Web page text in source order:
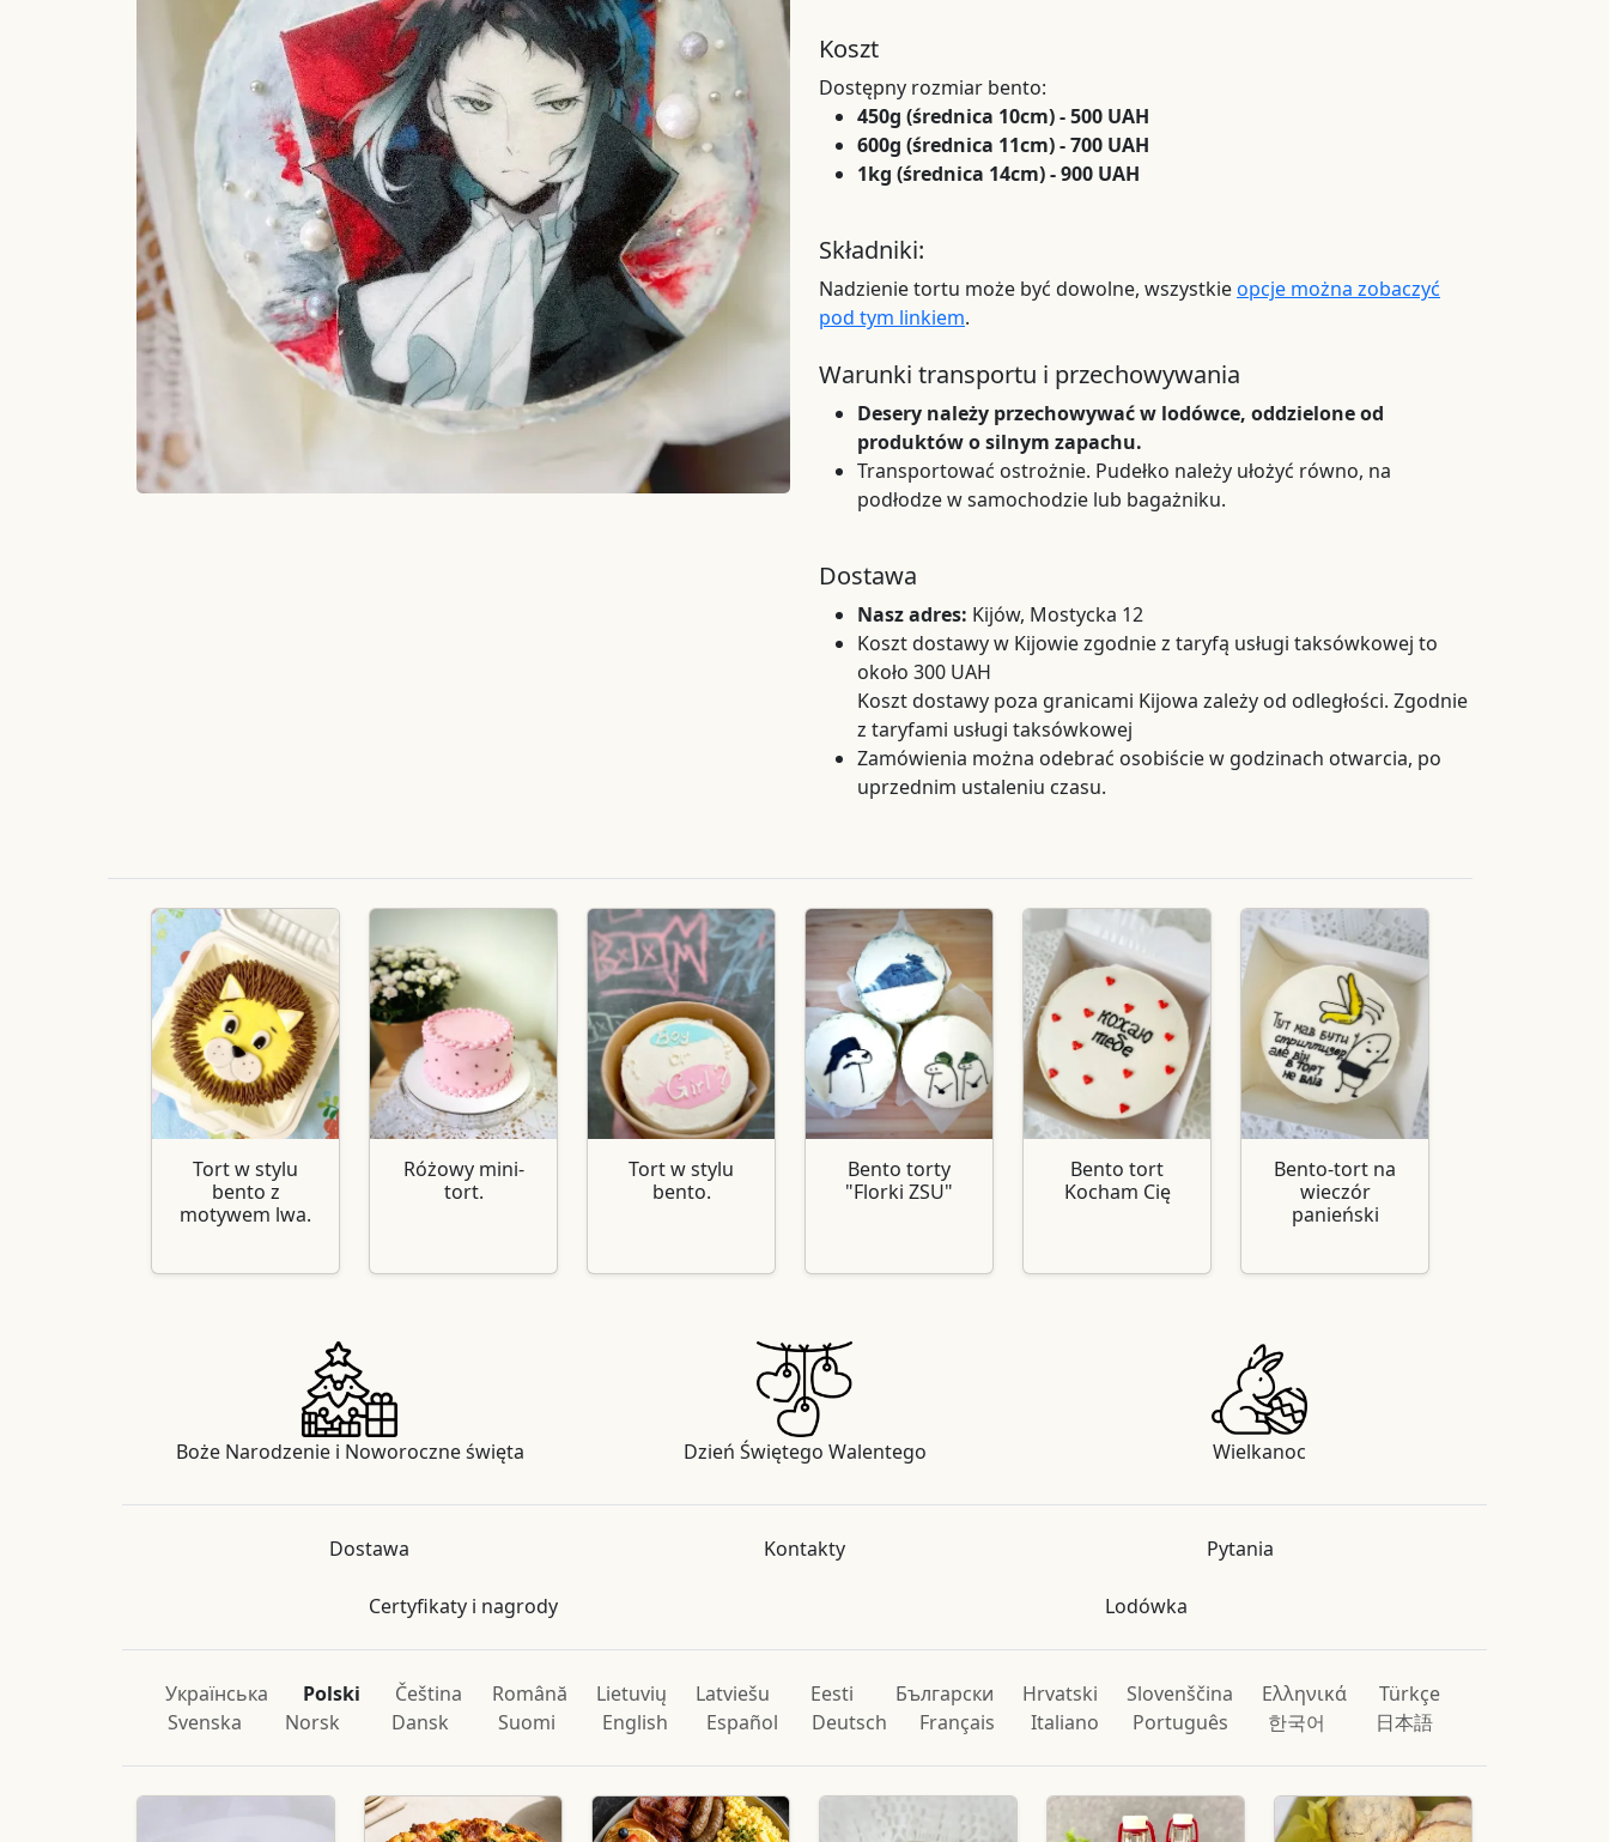
Koszt
Dostępny rozmiar bento:
450g (średnica 10cm) - 500 UAH
600g (średnica 11cm) - 700 UAH
1kg (średnica 14cm) - 900 UAH
Składniki:
Nadzienie tortu może być dowolne, wszystkieopcje można zobaczyć
pod tym linkiem.
Warunki transportu i przechowywania
Desery należy przechowywać w lodówce, oddzielone od
produktów o silnym zapachu.
Transportować ostrożnie. Pudełko należy ułożyć równo, na
podłodze w samochodzie lub bagażniku.
Dostawa
Nasz adres: Kijów, Mostycka 12
Koszt dostawy w Kijowie zgodnie z taryfą usługi taksówkowej to
około 300 UAH
Koszt dostawy poza granicami Kijowa zależy od odległości. Zgodnie
z taryfami usługi taksówkowej
Zamówienia można odebrać osobiście w godzinach otwarcia, po
uprzednim ustaleniu czasu.
Tort w stylu
bento z
motywem lwa.
Różowy mini-
tort.
Tort w stylu
bento.
Bento torty
"Florki ZSU"
Bento tort
Kocham Cię
Bento-tort na
wieczór
panieński
Boże Narodzenie i Noworoczne święta Dzień Świętego Walentego Wielkanoc
Dostawa Kontakty Pytania
Certyfikaty i nagrody Lodówka
Українська Polski Čeština Română Lietuvių Latviešu Eesti Български Hrvatski Slovenščina Ελληνικά
Türkçe
Svenska
Norsk Dansk Suomi English Español Deutsch Français Italiano Português 한국어 日本語